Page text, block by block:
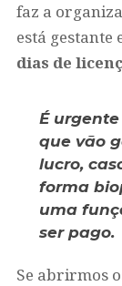
faz a
está gestante
dias de
É
que vão
lucro,
forma
uma
ser pago.
Se abrirmos